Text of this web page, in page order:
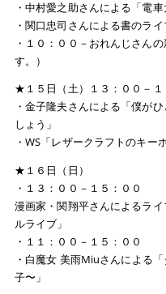
・中村愛之助さんによる「電
・関口忠司さんによる書のラ
・１０：００－おれんじさん
す。）
★１５日（土）１３：００－１
・金子隆夫さんによる「僕が
しょう」
・WS「レザークラフトのキー
★１６日（日）
・１３：００－１５：００
漫画家・関翔平さんによるラ
ルライブ」
・１１：００－１５：００
・白魔女 美雨Miuさんによる
子〜」